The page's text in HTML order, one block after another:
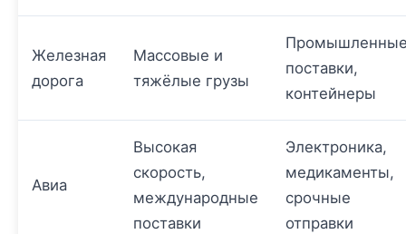
Железная
дорога
Массовые и
тяжёлые грузы
поставки,
контейнеры
Авиа
Высокая
скорость,
международные
поставки
Электроника,
медикаменты,
срочные
отправки